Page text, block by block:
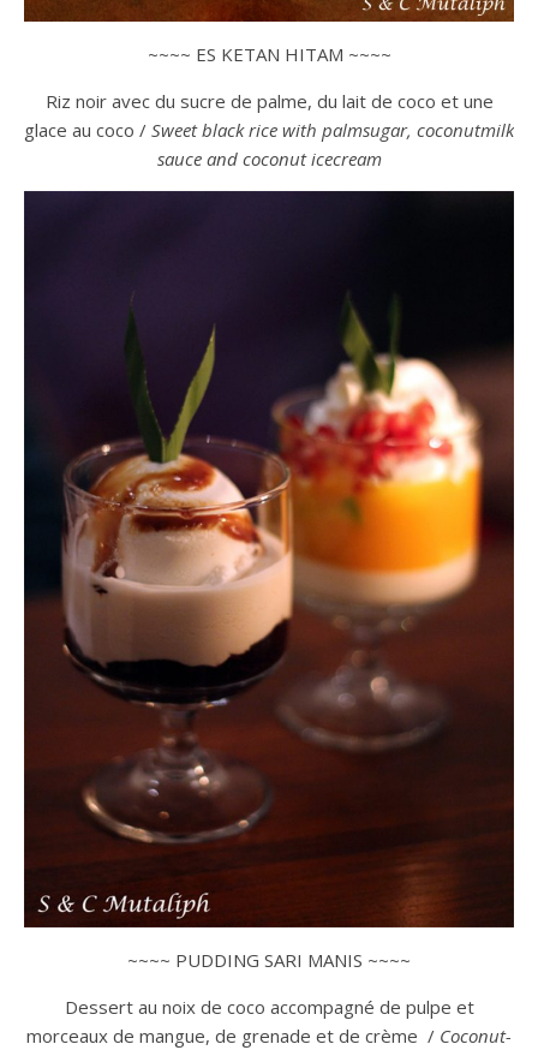
~~~~ ES KETAN HITAM ~~~~
Riz noir avec du sucre de palme, du lait de coco et une
glace au coco / Sweet black rice with palmsugar, coconutmilk
sauce and coconut icecream
~~~~ PUDDING SARI MANIS ~~~~
Dessert au noix de coco accompagné de pulpe et
morceaux de mangue, de grenade et de crème / Coconut-